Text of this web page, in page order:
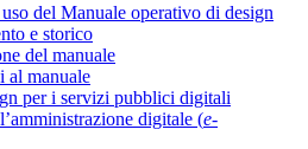
del Manuale operativo di design
e storico
del manuale
al manuale
per i servizi pubblici digitali
digitale (e-